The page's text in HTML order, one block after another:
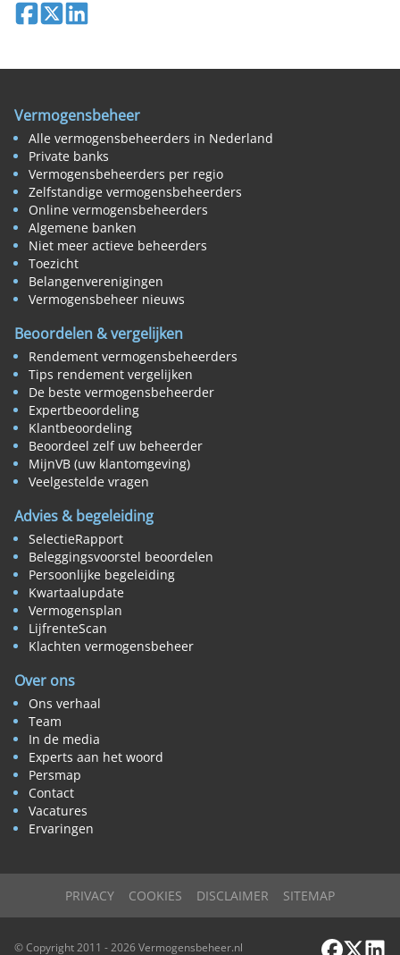
Deel op Facebook
Deel op XDeel op LinkedIn
Vermogensbeheer
Alle vermogensbeheerders in Nederland
Private banks
Vermogensbeheerders per regio
Zelfstandige vermogensbeheerders
Online vermogensbeheerders
Algemene banken
Niet meer actieve beheerders
Toezicht
Belangenverenigingen
Vermogensbeheer nieuws
Beoordelen & vergelijken
Rendement vermogensbeheerders
Tips rendement vergelijken
De beste vermogensbeheerder
Expertbeoordeling
Klantbeoordeling
Beoordeel zelf uw beheerder
MijnVB (uw klantomgeving)
Veelgestelde vragen
Advies & begeleiding
SelectieRapport
Beleggingsvoorstel beoordelen
Persoonlijke begeleiding
Kwartaalupdate
Vermogensplan
LijfrenteScan
Klachten vermogensbeheer
Over ons
Ons verhaal
Team
In de media
Experts aan het woord
Persmap
Contact
Vacatures
Ervaringen
PRIVACY COOKIES DISCLAIMER SITEMAP
© Copyright 2011 - 2026 Vermogensbeheer.nl Facebook
X /